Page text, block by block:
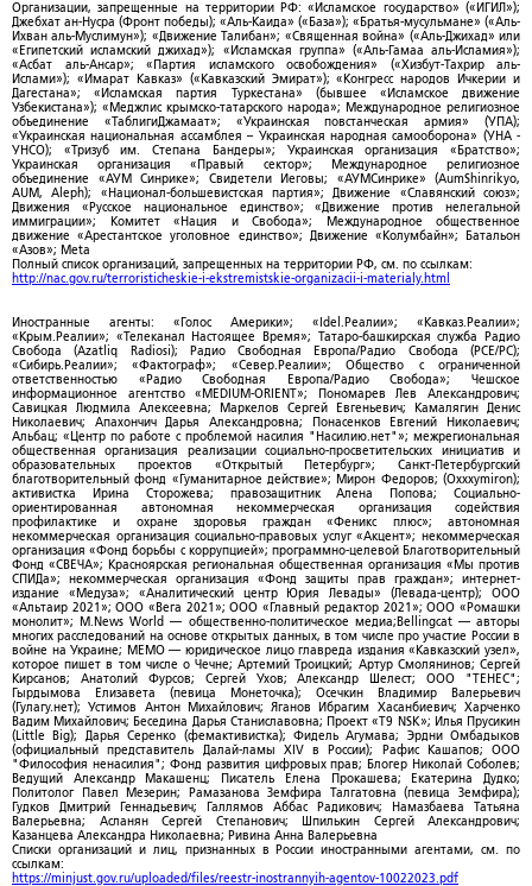
Организации, запрещенные на территории РФ: «Исламское государство» («ИГИЛ»);
Джебхат ан-Нусра (Фронт победы); «Аль-Каида» («База»); «Братья-мусульмане» («Аль-
Ихван аль-Муслимун»); «Движение Талибан»; «Священная война» («Аль-Джихад» или
«Египетский исламский джихад»); «Исламская группа» («Аль-Гамаа аль-Исламия»);
«Асбат аль-Ансар»; «Партия исламского освобождения» («Хизбут-Тахрир аль-
Ислами»); «Имарат Кавказ» («Кавказский Эмират»); «Конгресс народов Ичкерии и
Дагестана»; «Исламская партия Туркестана» (бывшее «Исламское движение
Узбекистана»); «Меджлис крымско-татарского народа»; Международное религиозное
объединение «ТаблигиДжамаат»; «Украинская повстанческая армия» (УПА);
«Украинская национальная ассамблея – Украинская народная самооборона» (УНА -
УНСО); «Тризуб им. Степана Бандеры»; Украинская организация «Братство»;
Украинская организация «Правый сектор»; Международное религиозное
объединение «АУМ Синрике»; Свидетели Иеговы; «АУМСинрике» (AumShinrikyo,
AUM, Aleph); «Национал-большевистская партия»; Движение «Славянский союз»;
Движения «Русское национальное единство»; «Движение против нелегальной
иммиграции»; Комитет «Нация и Свобода»; Международное общественное
движение «Арестантское уголовное единство»; Движение «Колумбайн»; Батальон
«Азов»; Meta
Полный список организаций, запрещенных на территории РФ, см. по ссылкам:
http://nac.gov.ru/terroristicheskie-i-ekstremistskie-organizacii-i-materialy.html
Иностранные агенты: «Голос Америки»; «Idel.Реалии»; «Кавказ.Реалии»;
«Крым.Реалии»; «Телеканал Настоящее Время»; Татаро-башкирская служба Радио
Свобода (Azatliq Radiosi); Радио Свободная Европа/Радио Свобода (PCE/PC);
«Сибирь.Реалии»; «Фактограф»; «Север.Реалии»; Общество с ограниченной
ответственностью «Радио Свободная Европа/Радио Свобода»; Чешское
информационное агентство «MEDIUM-ORIENT»; Пономарев Лев Александрович;
Савицкая Людмила Алексеевна; Маркелов Сергей Евгеньевич; Камалягин Денис
Николаевич; Апахончич Дарья Александровна; Понасенков Евгений Николаевич;
Альбац; «Центр по работе с проблемой насилия "Насилию.нет"»; межрегиональная
общественная организация реализации социально-просветительских инициатив и
образовательных проектов «Открытый Петербург»; Санкт-Петербургский
благотворительный фонд «Гуманитарное действие»; Мирон Федоров; (Oxxxymiron);
активистка Ирина Сторожева; правозащитник Алена Попова; Социально-
ориентированная автономная некоммерческая организация содействия
профилактике и охране здоровья граждан «Феникс плюс»; автономная
некоммерческая организация социально-правовых услуг «Акцент»; некоммерческая
организация «Фонд борьбы с коррупцией»; программно-целевой Благотворительный
Фонд «СВЕЧА»; Красноярская региональная общественная организация «Мы против
СПИДа»; некоммерческая организация «Фонд защиты прав граждан»; интернет-
издание «Медуза»; «Аналитический центр Юрия Левады» (Левада-центр); ООО
«Альтаир 2021»; ООО «Вега 2021»; ООО «Главный редактор 2021»; ООО «Ромашки
монолит»; M.News World — общественно-политическое медиа;Bellingcat — авторы
многих расследований на основе открытых данных, в том числе про участие России в
войне на Украине; МЕМО — юридическое лицо главреда издания «Кавказский узел»,
которое пишет в том числе о Чечне; Артемий Троицкий; Артур Смолянинов; Сергей
Кирсанов; Анатолий Фурсов; Сергей Ухов; Александр Шелест; ООО "ТЕНЕС";
Гырдымова Елизавета (певица Монеточка); Осечкин Владимир Валерьевич
(Гулагу.нет); Устимов Антон Михайлович; Яганов Ибрагим Хасанбиевич; Харченко
Вадим Михайлович; Беседина Дарья Станиславовна; Проект «T9 NSK»; Илья Прусикин
(Little Big); Дарья Серенко (фемактивистка); Фидель Агумава; Эрдни Омбадыков
(официальный представитель Далай-ламы XIV в России); Рафис Кашапов; ООО
"Философия ненасилия"; Фонд развития цифровых прав; Блогер Николай Соболев;
Ведущий Александр Макашенц; Писатель Елена Прокашева; Екатерина Дудко;
Политолог Павел Мезерин; Рамазанова Земфира Талгатовна (певица Земфира);
Гудков Дмитрий Геннадьевич; Галлямов Аббас Радикович; Намазбаева Татьяна
Валерьевна; Асланян Сергей Степанович; Шпилькин Сергей Александрович;
Казанцева Александра Николаевна; Ривина Анна Валерьевна
Списки организаций и лиц, признанных в России иностранными агентами, см. по
ссылкам:
https://minjust.gov.ru/uploaded/files/reestr-inostrannyih-agentov-10022023.pdf